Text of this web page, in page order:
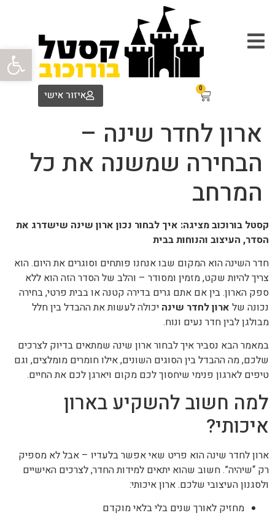
פתח
0
איזור אישי
ארון לחדר שינה –
הבחירה שמשנה את כל
המרחב
קסטל בורוכוב מציגה: איך לבחור נכון ארון שינה שישדרג את
הסדר, העיצוב והנוחות בבית
חדר השינה הוא המקום שבו אנחנו פותחים וסוגרים את היום. הוא
צריך להיות שקט, מזמין ומסודר – והלב של הסדר הזה הוא ללא
ספק הארון. בין אם אתם גרים בדירה קטנה או בבית פרטי, בחירה
נכונה של ארון לחדר שינה יכולה לעשות את ההבדל בין חלל
מבולגן לבין חדר נעים ונוח.
במאמר הבא נסביר איך לבחור ארון שינה שמתאים בדיוק לצרכים
שלכם, מה ההבדל בין הסוגים השונים, אילו חומרים מומלצים, וגם
טיפים לארגון פנימי שיחסוך לכם מקום ויארגן לכם את החיים.
למה חשוב להשקיע בארון
איכותי?
ארון לחדר שינה הוא פריט שאי אפשר בלעדיו – אבל לא מספיק
רק “שיהיה”. חשוב שהוא יתאים למידות החדר, לצרכים האישיים
ולסגנון העיצובי שלכם. ארון איכותי:
מחזיק לאורך שנים בלי בלאי מוקדם